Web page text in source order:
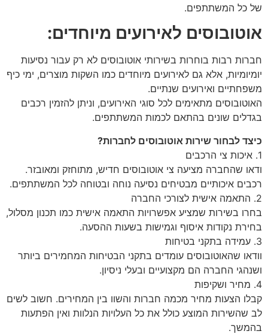
של כל המשתתפים.
אוטובוסים לאירועים מיוחדים:
חברות רבות בוחרות בשירותי אוטובוסים לא רק עבור נסיעות
יומיומיות, אלא גם לאירועים מיוחדים כמו השקות מוצרים, ימי כיף
משפחתיים ואירועים שנתיים.
האוטובוסים מתאימים לכל סוגי האירועים, וניתן להזמין רכבים
בגדלים שונים בהתאם לכמות המשתתפים.
כיצד לבחור שירות אוטובוסים לחברות?
1. איכות צי הרכבים
ודאו שהחברה מציעה צי אוטובוסים חדיש, מתוחזק ומאובזר.
רכבים איכותיים מבטיחים נסיעה נוחה ובטוחה לכל המשתתפים.
2. התאמה אישית לצורכי החברה
בחרו בשירות שמציע אפשרויות התאמה אישית כמו תכנון מסלול,
בחירת נקודות איסוף וגמישות בשעות ההסעה.
3. עמידה בתקני בטיחות
וודאו שהאוטובוסים עומדים בתקני הבטיחות המחמירים ביותר
ושנהגי החברה הם מקצועיים ובעלי ניסיון.
4. מחיר ושקיפות
קבלו הצעות מחיר מכמה חברות והשוו בין המחירים. חשוב לשים
לב שהשירות המוצע כולל את כל העלויות הנלוות ואין הפתעות
בהמשך.